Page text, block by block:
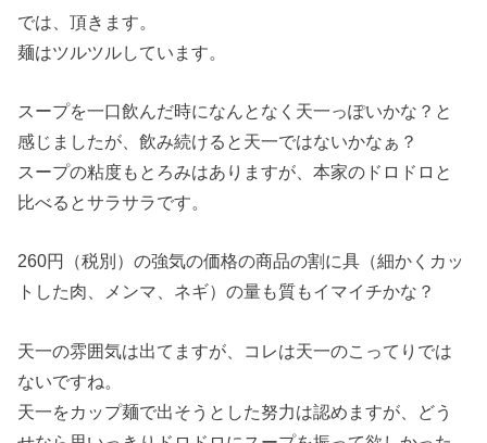
では、頂きます。
麺はツルツルしています。
スープを一口飲んだ時になんとなく天一っぽいかな？と
感じましたが、飲み続けると天一ではないかなぁ？
スープの粘度もとろみはありますが、本家のドロドロと
比べるとサラサラです。
260円（税別）の強気の価格の商品の割に具（細かくカッ
トした肉、メンマ、ネギ）の量も質もイマイチかな？
天一の雰囲気は出てますが、コレは天一のこってりでは
ないですね。
天一をカップ麺で出そうとした努力は認めますが、どう